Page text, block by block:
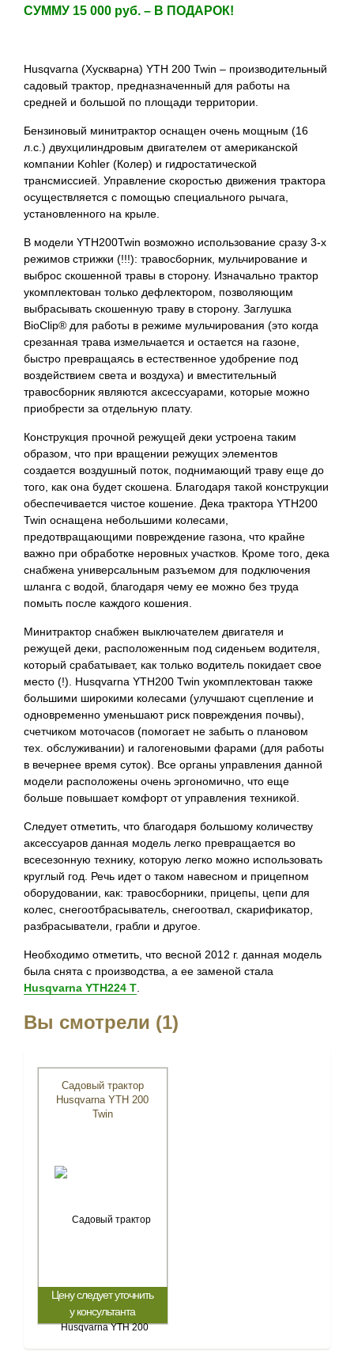
СУММУ 15 000 руб. – В ПОДАРОК!
Husqvarna (Хускварна) YTH 200 Twin – производительный
садовый трактор, предназначенный для работы на
средней и большой по площади территории.
Бензиновый минитрактор оснащен очень мощным (16
л.с.) двухцилиндровым двигателем от американской
компании Kohler (Колер) и гидростатической
трансмиссией. Управление скоростью движения трактора
осуществляется с помощью специального рычага,
установленного на крыле.
В модели YTH200Twin возможно использование сразу 3-х
режимов стрижки (!!!): травосборник, мульчирование и
выброс скошенной травы в сторону. Изначально трактор
укомплектован только дефлектором, позволяющим
выбрасывать скошенную траву в сторону. Заглушка
BioClip® для работы в режиме мульчирования (это когда
срезанная трава измельчается и остается на газоне,
быстро превращаясь в естественное удобрение под
воздействием света и воздуха) и вместительный
травосборник являются аксессуарами, которые можно
приобрести за отдельную плату.
Конструкция прочной режущей деки устроена таким
образом, что при вращении режущих элементов
создается воздушный поток, поднимающий траву еще до
того, как она будет скошена. Благодаря такой конструкции
обеспечивается чистое кошение. Дека трактора YTH200
Twin оснащена небольшими колесами,
предотвращающими повреждение газона, что крайне
важно при обработке неровных участков. Кроме того, дека
снабжена универсальным разъемом для подключения
шланга с водой, благодаря чему ее можно без труда
помыть после каждого кошения.
Минитрактор снабжен выключателем двигателя и
режущей деки, расположенным под сиденьем водителя,
который срабатывает, как только водитель покидает свое
место (!). Husqvarna YTH200 Twin укомплектован также
большими широкими колесами (улучшают сцепление и
одновременно уменьшают риск повреждения почвы),
счетчиком моточасов (помогает не забыть о плановом
тех. обслуживании) и галогеновыми фарами (для работы
в вечернее время суток). Все органы управления данной
модели расположены очень эргономично, что еще
больше повышает комфорт от управления техникой.
Следует отметить, что благодаря большому количеству
аксессуаров данная модель легко превращается во
всесезонную технику, которую легко можно использовать
круглый год. Речь идет о таком навесном и прицепном
оборудовании, как: травосборники, прицепы, цепи для
колес, снегоотбрасыватель, снегоотвал, скарификатор,
разбрасыватели, грабли и другое.
Необходимо отметить, что весной 2012 г. данная модель
была снята с производства, а ее заменой стала
Husqvarna YTH224 T
Вы смотрели (1)
Садовый трактор
Husqvarna YTH 200
Twin
Цену следует уточнить
у консультанта